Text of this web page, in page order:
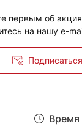
первым об
на нашу e-
Подписаться
Время